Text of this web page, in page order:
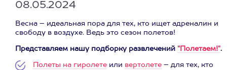
08.05.2024
Весна – идеальная пора для тех, кто ищет адреналин и
свободу в воздухе. Ведь это сезон полетов!
Представляем нашу подборку развлечений "Полетаем!".
Полеты на гиролете или вертолете – для тех, кто